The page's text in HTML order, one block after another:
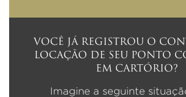
VOCÊ JÁ REGISTROU O
LOCAÇÃO DE SEU PONTO
EM CARTÓRIO?
Imagine a seguinte